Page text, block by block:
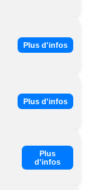
Plus d'infos
Plus d'infos
Plus
d'infos